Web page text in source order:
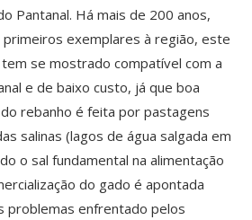
Pantanal. Há mais de 200 anos,
exemplares à região, este
se mostrado compatível com a
e de baixo custo, já que boa
rebanho é feita por pastagens
salinas (lagos de água salgada em
o sal fundamental na alimentação
do gado é apontada
problemas enfrentado pelos